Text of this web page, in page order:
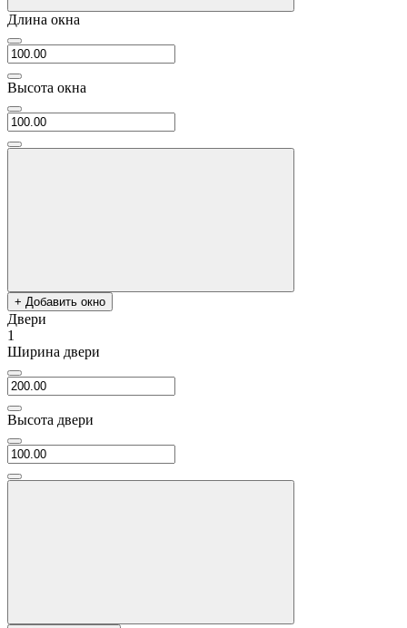
Длина окна
Высота окна
+ Добавить окно
Двери
1
Ширина двери
Высота двери